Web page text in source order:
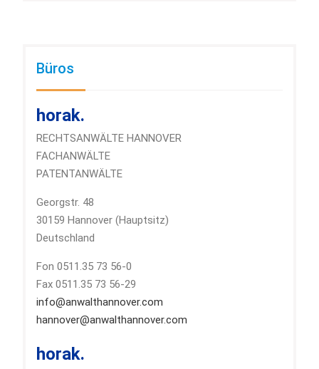
Büros
horak.
RECHTSANWÄLTE HANNOVER
FACHANWÄLTE
PATENTANWÄLTE
Georgstr. 48
30159 Hannover (Hauptsitz)
Deutschland
Fon 0511.35 73 56-0
Fax 0511.35 73 56-29
info@anwalthannover.com
hannover@anwalthannover.com
horak.